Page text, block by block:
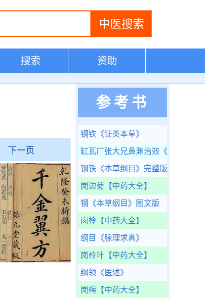
搜索 资助
下一页
参考书
钢铁 《证类本草》
缸瓦厂张大兄鼻渊治效 《仿寓意草
钢铁 《本草纲目》完整版
岗边菊 【中药大全】
钢 《本草纲目》图文版
岗柃 【中药大全】
纲目 《脉理求真》
岗柃叶 【中药大全】
纲领 《医述》
岗梅 【中药大全】